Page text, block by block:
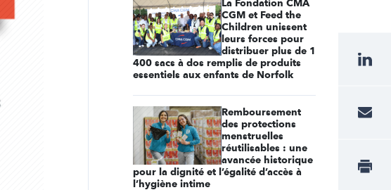
La Fondation CMA
CGM et Feed the
Children unissent
leurs forces pour
distribuer plus de 1
400 sacs à dos remplis de produits
essentiels aux enfants de Norfolk
Remboursement
des protections
menstruelles
réutilisables : une
avancée historique
pour la dignité et l’égalité d’accès à
l’hygiène intime